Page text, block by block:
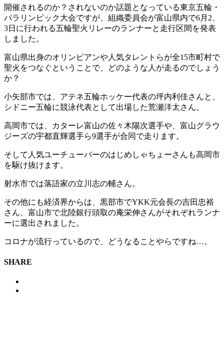
開催されるのか？されないのか話題となっている東京五輪・
パラリンピック大会ですが、組織委員会が富山県内で6月2、
3日に行われる五輪聖火リレーのランナーと走行区間を発表
しました。
富山県出身のオリンピアンや人気タレントらが全15市町村で
聖火をつなぐということで、どのような人が走るのでしょう
か？
小矢部市では、アテネ五輪ホッケー代表の坪内利佳さんと、
シドニー五輪に競泳代表として出場した荒瀬洋太さん。
高岡市では、カターレ富山の佐々木陽次選手や、富山グラウ
ジーズの宇都直輝選手ら9選手が合同で走ります。
そして人気ユーチューバーのはじめしゃちょーさんも高岡市
を駆け抜けます。
射水市では落語家の立川志の輔さん。
その他にも経済界からは、黒部市でYKK元会長の吉田忠裕
さん、富山市で北陸銀行頭取の庵栄伸さんがそれぞれランナ
ーに選出されました。
コロナが流行っているので、どうなることやらですね…。
SHARE